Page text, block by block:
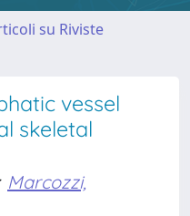
su Riviste
vessel
skeletal
Marcozzi,